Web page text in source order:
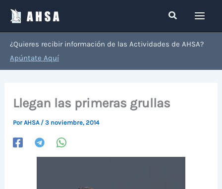
contenido
Buscar
¿Quieres recibir información de las Actividades de AHSA?
Apúntate Aquí
Llegan las primeras grullas
PorAHSA /3 noviembre, 2014